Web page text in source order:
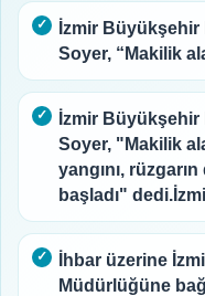
İzmir Büyükşehir
Soyer, “Makilik
İzmir Büyükşehir
Soyer, "Makilik
yangını,
başladı"
İhbar üzerine
Müdürlüğüne